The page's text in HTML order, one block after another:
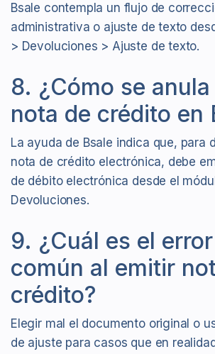
Bsale contempla un flujo de
administrativa o ajuste de texto
> Devoluciones > Ajuste de texto.
8. ¿Cómo se
nota de crédito en
La ayuda de Bsale indica que, para
nota de crédito electrónica, debe
de débito electrónica desde el
Devoluciones.
9. ¿Cuál es el
común al emitir
crédito?
Elegir mal el documento original o
de ajuste para casos que en